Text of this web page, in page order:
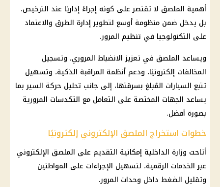
أهمية الملصق لا تقتصر على كونه إجراءً إداريًا عند الترخيص،
بل يدخل ضمن منظومة أوسع لتطوير إدارة الطرق والاعتماد
على التكنولوجيا في تنظيم المرور.
ويساعد الملصق في تعزيز الانضباط المروري، وتسجيل
المخالفات إلكترونيًا، ودعم أنظمة المراقبة الذكية، وتسهيل
تتبع السيارات المُبلغ بسرقتها، إلى جانب تحليل حركة السير بما
يساعد الجهات المختصة على التعامل مع التكدسات المرورية
بصورة أفضل.
خطوات استخراج الملصق الإلكتروني إلكترونيًا
أتاحت وزارة الداخلية إمكانية التقديم على الملصق الإلكتروني
عبر الخدمات الرقمية، لتسهيل الإجراءات على المواطنين
وتقليل الضغط داخل وحدات المرور.